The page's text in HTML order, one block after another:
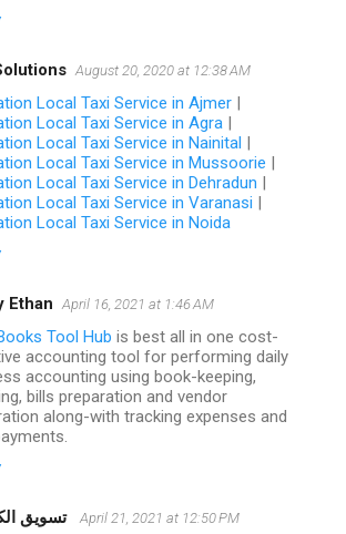
August 20, 2020 at 12:38 AM
Local Taxi Service in Ajmer |
Local Taxi Service in Agra |
Local Taxi Service in Nainital |
Local Taxi Service in Mussoorie |
Local Taxi Service in Dehradun |
Local Taxi Service in Varanasi |
Local Taxi Service in Noida
Ethan April 16, 2021 at 1:46 AM
Tool Hub is best all in one cost-
accounting tool for performing daily
accounting using book-keeping,
bills preparation and vendor
along-with tracking expenses and
تسويق الكتروني April 21, 2021 at 12:50 PM